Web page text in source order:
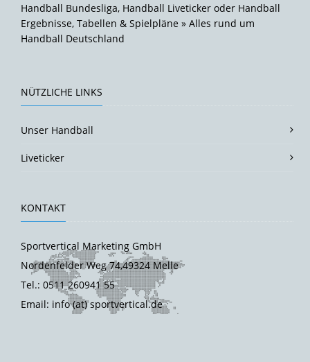
Handball Bundesliga, Handball Liveticker oder Handball
Ergebnisse, Tabellen & Spielpläne » Alles rund um
Handball Deutschland
NÜTZLICHE LINKS
Unser Handball
Liveticker
KONTAKT
Sportvertical Marketing GmbH
Nordenfelder Weg 74,49324 Melle
Tel.: 0511 260941 55
Email: info (at) sportvertical.de